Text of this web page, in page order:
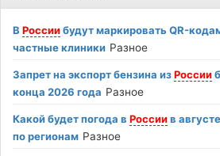
ВРоссиибудут маркировать QR-
частные клиники Разное
Запрет на экспорт бензина изРоссии
конца 2026 года Разное
Какой будет погода вРоссиив
по регионам Разное